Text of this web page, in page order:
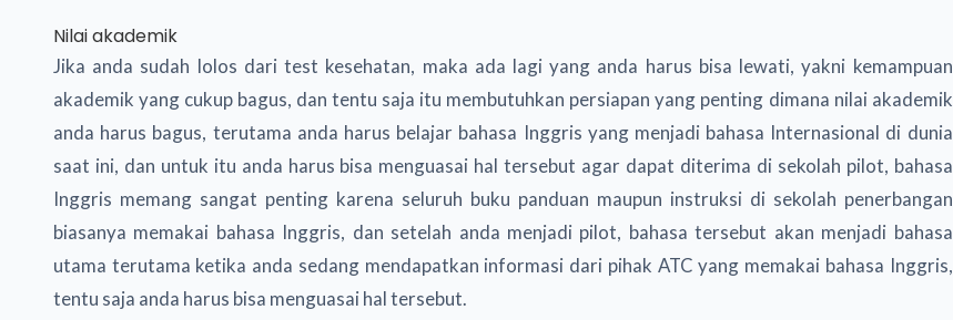
Nilai akademik
Jika anda sudah lolos dari test kesehatan, maka ada lagi yang anda harus bisa lewati, yakni kemampuan
akademik yang cukup bagus, dan tentu saja itu membutuhkan persiapan yang penting dimana nilai akademik
anda harus bagus, terutama anda harus belajar bahasa Inggris yang menjadi bahasa Internasional di dunia
saat ini, dan untuk itu anda harus bisa menguasai hal tersebut agar dapat diterima di sekolah pilot, bahasa
Inggris memang sangat penting karena seluruh buku panduan maupun instruksi di sekolah penerbangan
biasanya memakai bahasa Inggris, dan setelah anda menjadi pilot, bahasa tersebut akan menjadi bahasa
utama terutama ketika anda sedang mendapatkan informasi dari pihak ATC yang memakai bahasa Inggris,
tentu saja anda harus bisa menguasai hal tersebut.